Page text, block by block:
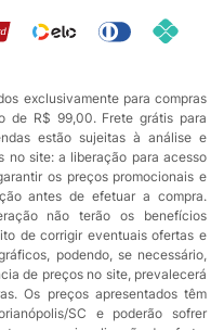
exclusivamente para compras
de R$ 99,00. Frete grátis para
estão sujeitas à análise e
no site: a liberação para acesso
os preços promocionais e
antes de efetuar a compra.
não terão os benefícios
de corrigir eventuais ofertas e
podendo, se necessário,
de preços no site, prevalecerá
Os preços apresentados têm
SC e poderão sofrer